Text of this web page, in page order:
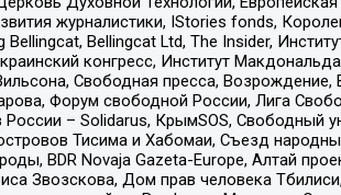
журналистики, IStories fonds,
Bellingcat Ltd, The Insider,
конгресс, Институт
Свободная пресса, Возрождение,
Форум свободной России, Лига
– Solidarus, КрымSOS, Свободный
Тисима и Хабомаи, Съезд
BDR Novaja Gazeta-Europe, Алтай
Звозскова, Дом прав человека